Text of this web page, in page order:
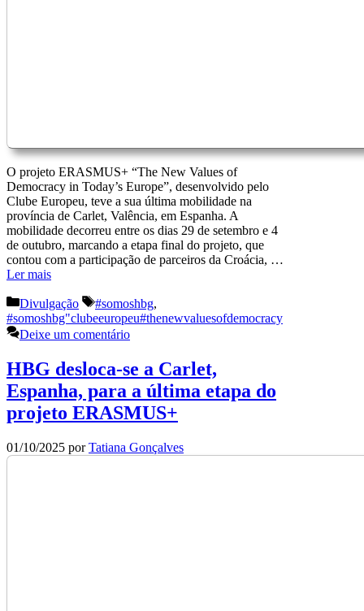
O projeto ERASMUS+ “The New Values of
Democracy in Today’s Europe”, desenvolvido pelo
Clube Europeu, teve a sua última mobilidade na
província de Carlet, Valência, em Espanha. A
mobilidade decorreu entre os dias 29 de setembro e 4
de outubro, marcando a etapa final do projeto, que
contou com a participação de parceiros da Croácia, …
Ler mais
Categorias
Divulgação Etiquetas
#somoshbg,
#somoshbg"clubeeuropeu#thenewvaluesofdemocracy
Deixe um comentário
HBG desloca-se a Carlet,
Espanha, para a última etapa do
projeto ERASMUS+
01/10/2025 porTatiana Gonçalves